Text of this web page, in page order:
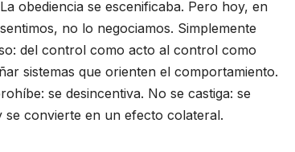
obediencia se escenificaba. Pero hoy, en
no lo negociamos. Simplemente
del control como acto al control como
sistemas que orienten el comportamiento.
se desincentiva. No se castiga: se
se convierte en un efecto colateral.